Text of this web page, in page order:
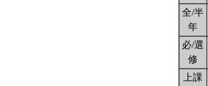
全/半
年
必/選
修
上課